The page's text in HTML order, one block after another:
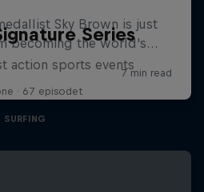
Series
action sports events
· 67 episodet
SURFING